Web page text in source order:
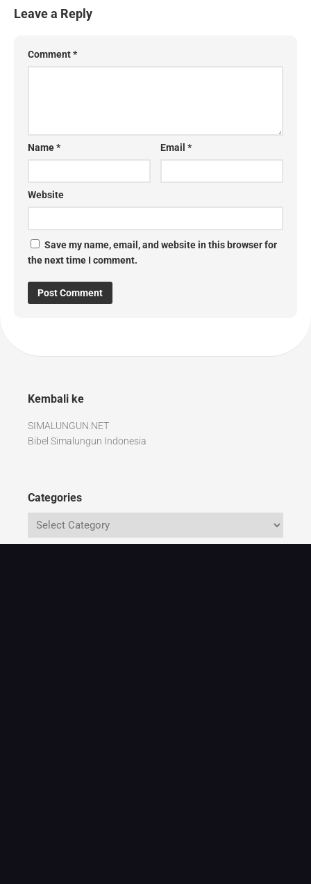
Leave a Reply
Comment*
Name* Email*
Website
Save my name, email, and website in this browser for
the next time I comment.
Kembali ke
SIMALUNGUN.NET
Bibel Simalungun Indonesia
Categories